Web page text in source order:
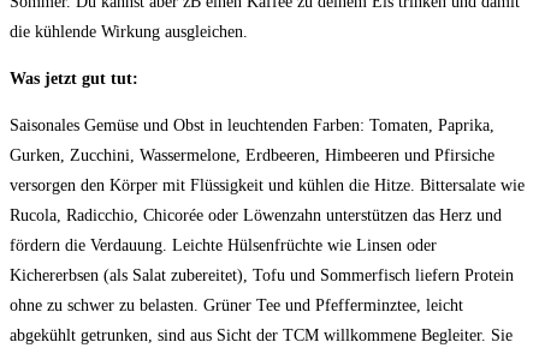
die kühlende Wirkung ausgleichen.
Was jetzt gut tut:
Saisonales Gemüse und Obst in leuchtenden Farben: Tomaten, Paprika,
Gurken, Zucchini, Wassermelone, Erdbeeren, Himbeeren und Pfirsiche
versorgen den Körper mit Flüssigkeit und kühlen die Hitze. Bittersalate wie
Rucola, Radicchio, Chicorée oder Löwenzahn unterstützen das Herz und
fördern die Verdauung. Leichte Hülsenfrüchte wie Linsen oder
Kichererbsen (als Salat zubereitet), Tofu und Sommerfisch liefern Protein
ohne zu schwer zu belasten. Grüner Tee und Pfefferminztee, leicht
abgekühlt getrunken, sind aus Sicht der TCM willkommene Begleiter. Sie